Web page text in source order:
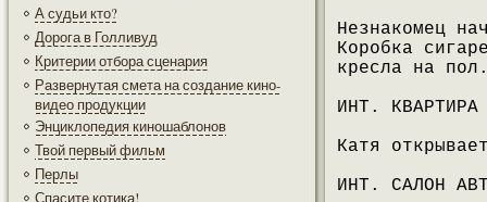
А судьи кто?
Дорога в Голливуд
Критерии отбора сценария
Развернутая смета на создание кино-
видео продукции
Энциклопедия киношаблонов
Твой первый фильм
Перлы
Спасите котика!
Незнакомец
Коробка
кресла на
ИНТ. КВАРТИРА
Катя
ИНТ. САЛОН